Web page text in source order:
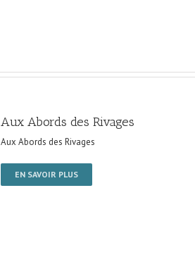
Aux Abords des Rivages
Aux Abords des Rivages
EN SAVOIR PLUS